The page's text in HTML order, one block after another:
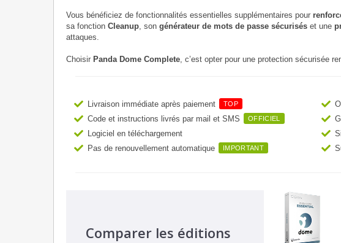
Vous bénéficiez de fonctionnalités essentielles supplémentaires pour
sa fonction Cleanup, son générateur de mots de passe sécurisés et une
attaques.
Choisir Panda Dome Complete, c’est opter pour une protection sécurisée
Livraison immédiate après paiement TOP
Code et instructions livrés par mail et SMS OFFICIEL
Logiciel en téléchargement
Pas de renouvellement automatique
IMPORTANT
Comparer les éditions